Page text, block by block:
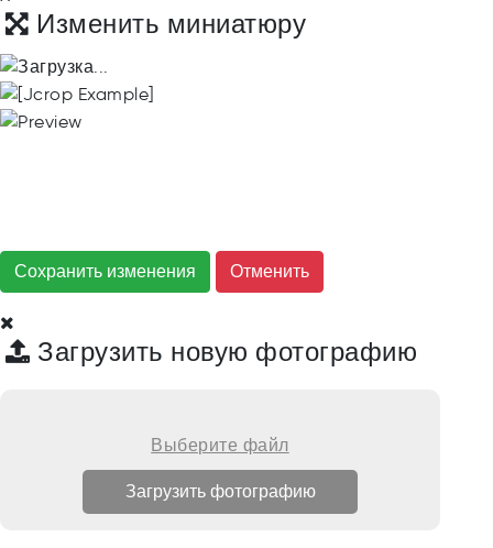
Изменить миниатюру
Сохранить изменения
Загрузить новую фотографию
Выберите файл